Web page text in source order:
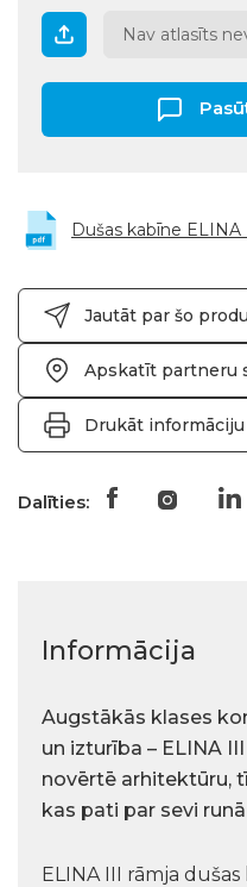
Nav atlasīts
Dušas kabīne
Jautāt par šo
Apskatīt partneru
Drukāt informāciju
Dalīties:
Informācija
Augstākās klases
un izturība – ELINA
novērtē arhitektūru,
kas pati par sevi runā
ELINA III rāmja